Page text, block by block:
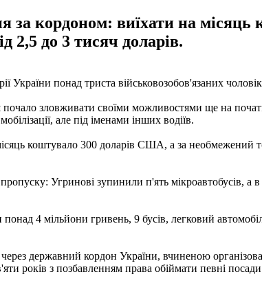
за кордоном: виїхати на
2,5 до 3 тисяч доларів.
України понад триста військовозобов'язаних
почало зловживати своїми можливостями ще на
але під іменами інших водіїв.
коштувало 300 доларів США, а за необмежений
Угринові зупинили п'ять мікроавтобусів, а
4 мільйони гривень, 9 бусів, легковий
державний кордон України, вчиненою
років з позбавленням права обіймати певні